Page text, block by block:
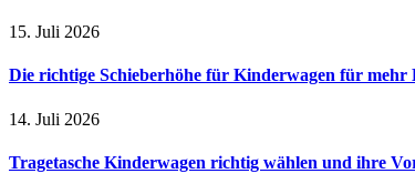
15. Juli 2026
Die richtige Schieberhöhe für Kinderwagen für
14. Juli 2026
Tragetasche Kinderwagen richtig wählen und ihre